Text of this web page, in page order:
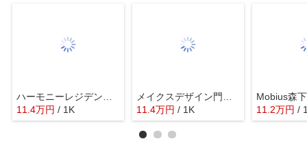
11.4万円 / 1K
11.4万円 / 1K 11.2万円 /